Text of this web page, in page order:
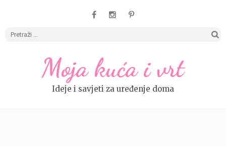
Moja kuća i vrt
Ideje i savjeti za uređenje doma